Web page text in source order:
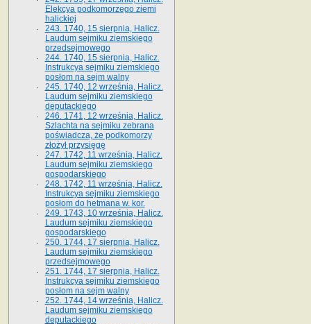
Elekcya podkomorzego ziemi
halickiej
243. 1740, 15 sierpnia, Halicz.
Laudum sejmiku ziemskiego
przedsejmowego
244. 1740, 15 sierpnia, Halicz.
Instrukcya sejmiku ziemskiego
posłom na sejm walny
245. 1740, 12 września, Halicz.
Laudum sejmiku ziemskiego
deputackiego
246. 1741, 12 września, Halicz.
Szlachta na sejmiku zebrana
poświadcza, że podkomorzy
złożył przysięgę
247. 1742, 11 września, Halicz.
Laudum sejmiku ziemskiego
gospodarskiego
248. 1742, 11 września, Halicz.
Instrukcya sejmiku ziemskiego
posłom do hetmana w. kor.
249. 1743, 10 września, Halicz.
Laudum sejmiku ziemskiego
gospodarskiego
250. 1744, 17 sierpnia, Halicz.
Laudum sejmiku ziemskiego
przedsejmowego
251. 1744, 17 sierpnia, Halicz.
Instrukcya sejmiku ziemskiego
posłom na sejm walny
252. 1744, 14 września, Halicz.
Laudum sejmiku ziemskiego
deputackiego